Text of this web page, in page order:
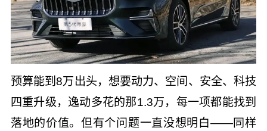
预算能到8万出头，想要动力、空间、安全、科技
四重升级，逸动多花的那1.3万，每一项都能找到
落地的价值。但有个问题一直没想明白——同样